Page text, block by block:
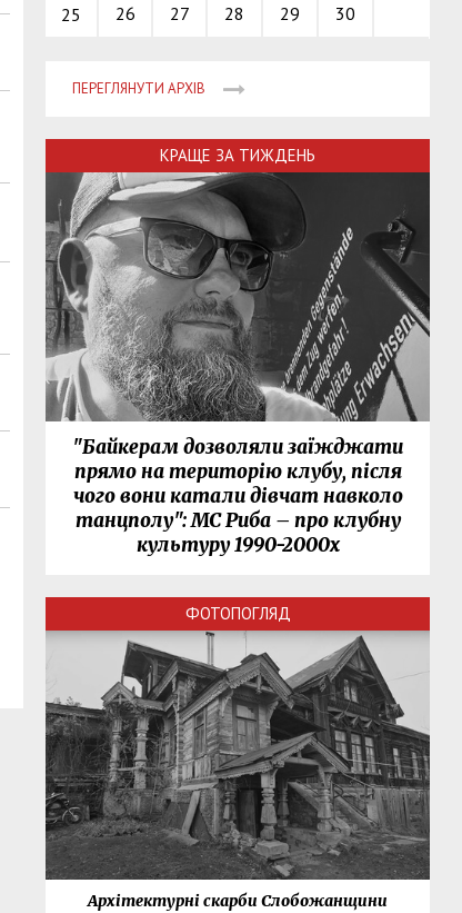
25 26 27 28 29 30
ПЕРЕГЛЯНУТИ АРХІВ
КРАЩЕ ЗА ТИЖДЕНЬ
"Байкерам дозволяли заїжджати
прямо на територію клубу, після
чого вони катали дівчат навколо
танцполу": МС Риба – про клубну
культуру 1990-2000х
ФОТОПОГЛЯД
Архітектурні скарби Слобожанщини